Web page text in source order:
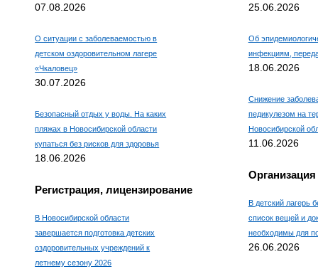
07.08.2026
О ситуации с заболеваемостью в
детском оздоровительном лагере
«Чкаловец»
30.07.2026
Безопасный отдых у воды. На каких
пляжах в Новосибирской области
купаться без рисков для здоровья
18.06.2026
Регистрация, лицензирование
В Новосибирской области
завершается подготовка детских
оздоровительных учреждений к
летнему сезону 2026
25.06.2026
Об
инфекциям,
18.06.2026
Снижение
педикулезом на
Новосибирской
11.06.2026
В детский лагерь
список вещей и
необходимы для
26.06.2026